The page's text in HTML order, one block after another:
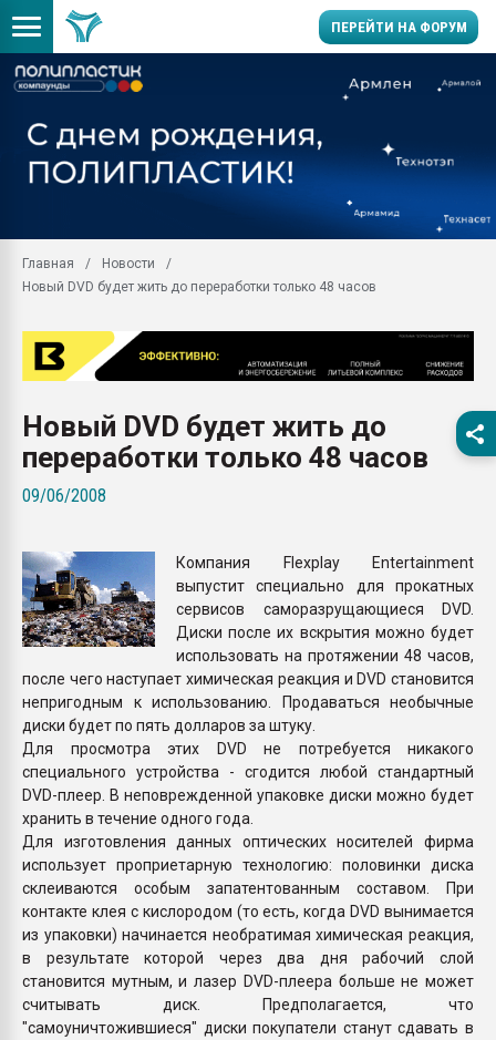
ПЕРЕЙТИ НА ФОРУМ
Вакуум-формовочные
28.07.2026
Всё, что касается
бутылок
Материал
вакуумного
ПЕРЕЙТИ НА
Главная
Новости
Новый DVD будет жить до переработки только 48 часов
Новый DVD будет жить до
переработки только 48 часов
09/06/2008
Компания Flexplay Entertainment
выпустит специально для прокатных
сервисов саморазрущающиеся DVD.
Диски после их вскрытия можно будет
использовать на протяжении 48 часов,
после чего наступает химическая реакция и DVD становится
непригодным к использованию. Продаваться необычные
диски будет по пять долларов за штуку.
Для просмотра этих DVD не потребуется никакого
специального устройства - сгодится любой стандартный
DVD-плеер. В неповрежденной упаковке диски можно будет
хранить в течение одного года.
Для изготовления данных оптических носителей фирма
использует проприетарную технологию: половинки диска
склеиваются особым запатентованным составом. При
контакте клея с кислородом (то есть, когда DVD вынимается
из упаковки) начинается необратимая химическая реакция,
в результате которой через два дня рабочий слой
становится мутным, и лазер DVD-плеера больше не может
считывать диск. Предполагается, что
"самоуничтожившиеся" диски покупатели станут сдавать в